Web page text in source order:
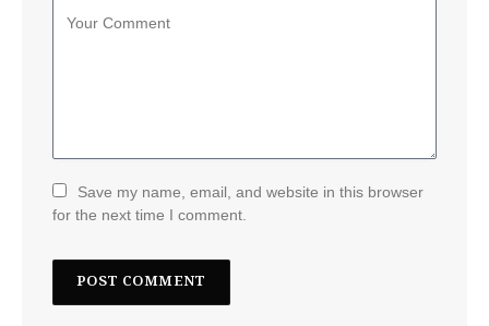
Save my name, email, and website in this browser
for the next time I comment.